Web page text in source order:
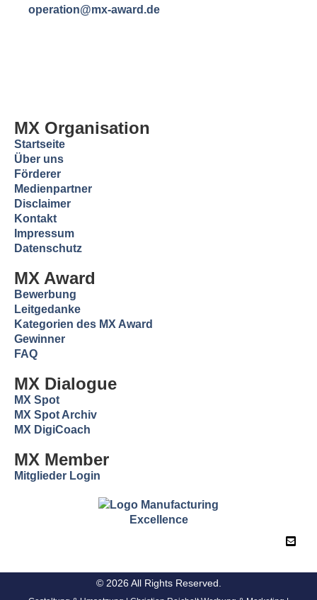
operation@mx-award.de
MX Organisation
Startseite
Über uns
Förderer
Medienpartner
Disclaimer
Kontakt
Impressum
Datenschutz
MX Award
Bewerbung
Leitgedanke
Kategorien des MX Award
Gewinner
FAQ
MX Dialogue
MX Spot
MX Spot Archiv
MX DigiCoach
MX Member
Mitglieder Login
© 2026 All Rights Reserved.